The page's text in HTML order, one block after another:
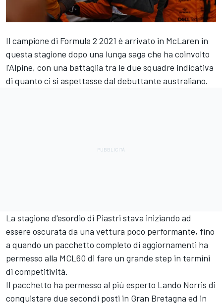
Il campione di Formula 2 2021 è arrivato in McLaren in
questa stagione dopo una lunga saga che ha coinvolto
l'Alpine, con una battaglia tra le due squadre indicativa
di quanto ci si aspettasse dal debuttante australiano.
La stagione d'esordio di Piastri stava iniziando ad
essere oscurata da una vettura poco performante, fino
a quando un pacchetto completo di aggiornamenti ha
permesso alla MCL60 di fare un grande step in termini
di competitività.
Il pacchetto ha permesso al più esperto Lando Norris di
conquistare due secondi posti in Gran Bretagna ed in